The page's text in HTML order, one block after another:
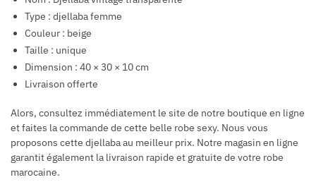
Type : djellaba femme
Couleur : beige
Taille : unique
Dimension : 40 × 30 × 10 cm
Livraison offerte
Alors, consultez immédiatement le site de notre boutique en ligne
et faites la commande de cette belle robe sexy. Nous vous
proposons cette djellaba au meilleur prix. Notre magasin en ligne
garantit également la livraison rapide et gratuite de votre robe
marocaine.